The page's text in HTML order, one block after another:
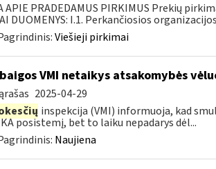
APIE PRADEDAMUS PIRKIMUS Prekių
DUOMENYS: I.1. Perkančiosios
Viešieji pirkimai
VMI netaikys atsakomybės
2025-04-29
inspekcija (VMI) informuoja, kad
posistemį, bet to laiku nepadarys dėl...
Naujiena